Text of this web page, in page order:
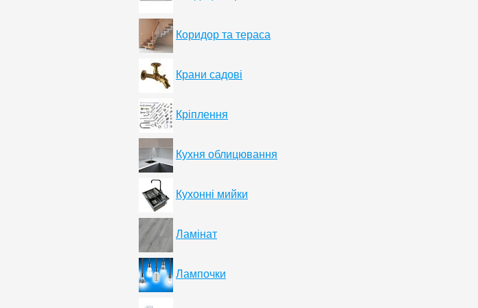
Коридор та тераса
Крани садові
Кріплення
Кухня облицювання
Кухонні мийки
Ламінат
Лампочки